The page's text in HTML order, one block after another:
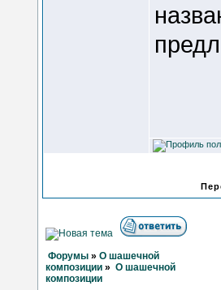
Форумы » О шашечной
композиции » О шашечной
композиции